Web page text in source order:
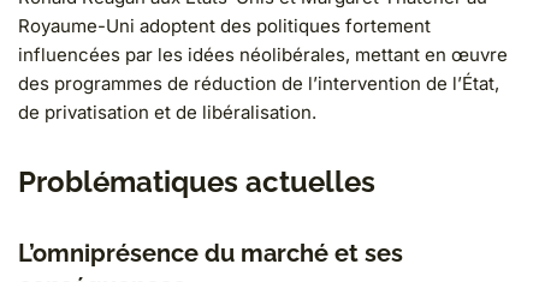
Royaume-Uni adoptent des politiques fortement
influencées par les idées néolibérales, mettant en œuvre
des programmes de réduction de l’intervention de l’État,
de privatisation et de libéralisation.
Problématiques actuelles
L’omniprésence du marché et ses